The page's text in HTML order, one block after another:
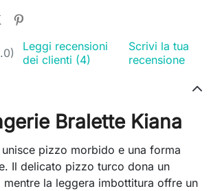
Leggi recensioni
dei clienti (4)
Scrivi la tua
recensione
Bralette Kiana
pizzo morbido e una forma
Il delicato pizzo turco dona un
mentre la leggera imbottitura offre un